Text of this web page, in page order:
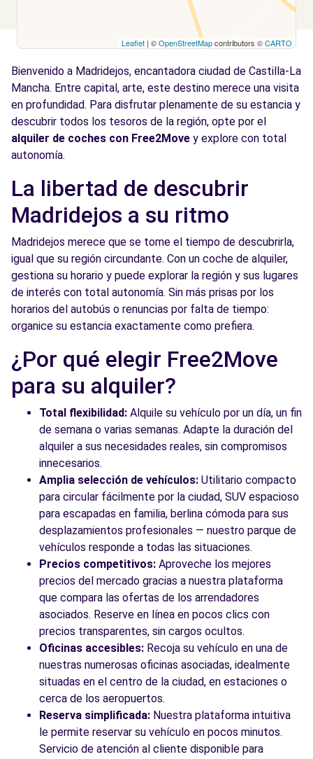
Leaflet | ©OpenStreetMapcontributors ©CARTO
Bienvenido a Madridejos, encantadora ciudad de Castilla-La
Mancha. Entre capital, arte, este destino merece una visita
en profundidad. Para disfrutar plenamente de su estancia y
descubrir todos los tesoros de la región, opte por el
alquiler de coches con Free2Move y explore con total
autonomía.
La libertad de descubrir
Madridejos a su ritmo
Madridejos merece que se tome el tiempo de descubrirla,
igual que su región circundante. Con un coche de alquiler,
gestiona su horario y puede explorar la región y sus lugares
de interés con total autonomía. Sin más prisas por los
horarios del autobús o renuncias por falta de tiempo:
organice su estancia exactamente como prefiera.
¿Por qué elegir Free2Move
para su alquiler?
Total flexibilidad: Alquile su vehículo por un día, un fin
de semana o varias semanas. Adapte la duración del
alquiler a sus necesidades reales, sin compromisos
innecesarios.
Amplia selección de vehículos: Utilitario compacto
para circular fácilmente por la ciudad, SUV espacioso
para escapadas en familia, berlina cómoda para sus
desplazamientos profesionales — nuestro parque de
vehículos responde a todas las situaciones.
Precios competitivos: Aproveche los mejores
precios del mercado gracias a nuestra plataforma
que compara las ofertas de los arrendadores
asociados. Reserve en línea en pocos clics con
precios transparentes, sin cargos ocultos.
Oficinas accesibles: Recoja su vehículo en una de
nuestras numerosas oficinas asociadas, idealmente
situadas en el centro de la ciudad, en estaciones o
cerca de los aeropuertos.
Reserva simplificada: Nuestra plataforma intuitiva
le permite reservar su vehículo en pocos minutos.
Servicio de atención al cliente disponible para